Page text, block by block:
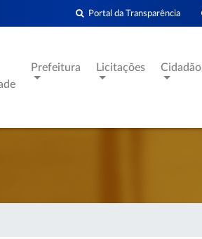
Portal da Transparência
Prefeitura Licitações Cidadão